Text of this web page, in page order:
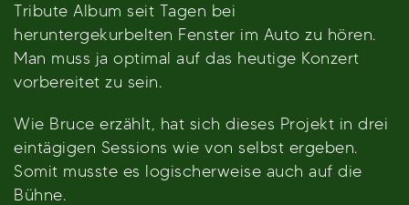
Tribute Album seit Tagen bei
heruntergekurbelten Fenster im Auto zu hören.
Man muss ja optimal auf das heutige Konzert
vorbereitet zu sein.
Wie Bruce erzählt, hat sich dieses Projekt in drei
eintägigen Sessions wie von selbst ergeben.
Somit musste es logischerweise auch auf die
Bühne.